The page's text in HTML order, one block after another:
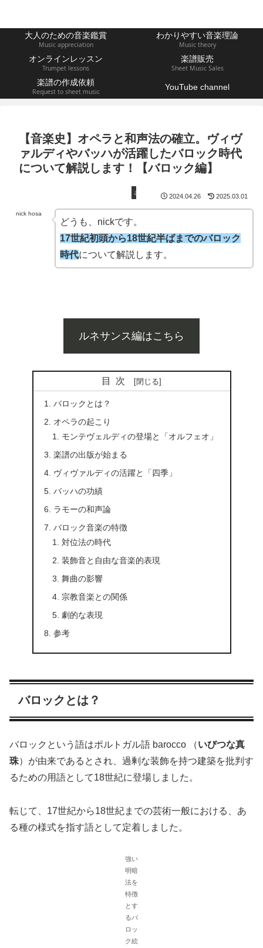
大人のための音楽鑑賞
Music appreciation
わかりやすい音楽理論
Music theory
オンラインレッスン
Trumpet lessons
楽譜販売
Sheet Music Sales
楽譜の作成依頼
Request to sheet music YouTube channel
【音楽史】オペラと和声法の確立。ヴィヴ
ァルディやバッハが活躍したバロック時代
について解説します！【バロック編】
ざっくり音楽史
2024.04.26 2025.03.01
nick hosa
どうも、nickです。
17世紀初頭から18世紀半ばまでのバロック
時代について解説します。
ルネサンス編はこちら
目次
バロックとは？
オペラの起こり
モンテヴェルディの登場と「オルフェオ」
楽譜の出版が始まる
ヴィヴァルディの活躍と「四季」
バッハの功績
ラモーの和声論
バロック音楽の特徴
対位法の時代
装飾音と自由な音楽的表現
舞曲の影響
宗教音楽との関係
劇的な表現
参考
バロックとは？
バロックという語はポルトガル語 barocco （いびつな真
珠）が由来であるとされ、過剰な装飾を持つ建築を批判す
るための用語として18世紀に登場しました。
転じて、17世紀から18世紀までの芸術一般における、あ
る種の様式を指す語として定着しました。
強い
明暗
法を
特徴
とす
るバ
ロッ
ク絵